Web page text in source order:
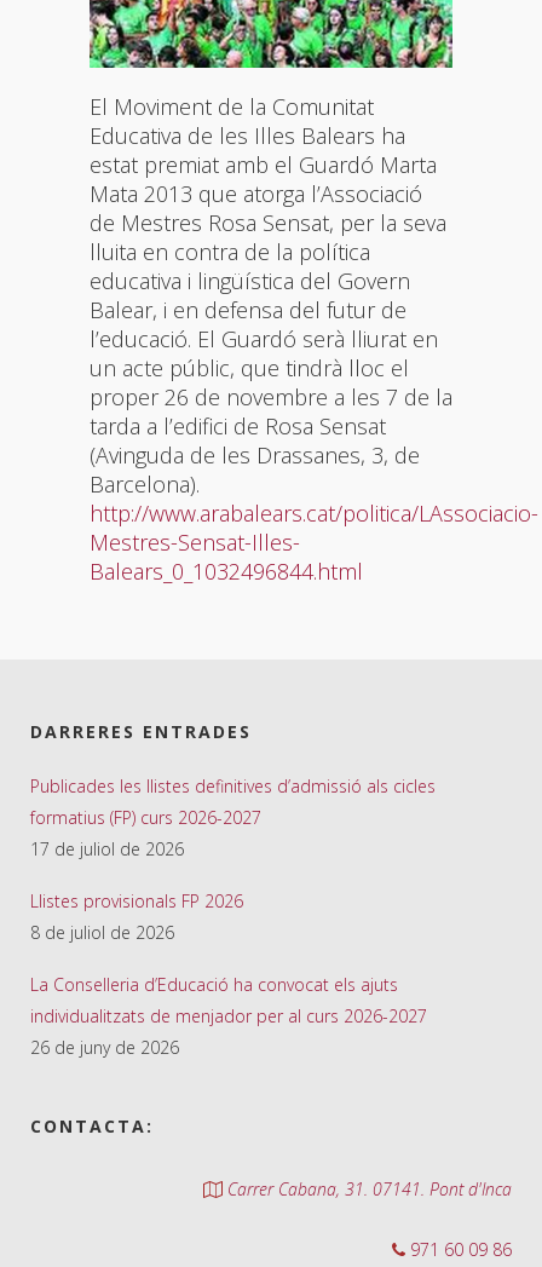
El Moviment de la Comunitat
Educativa de les Illes Balears ha
estat premiat amb el Guardó Marta
Mata 2013 que atorga l’Associació
de Mestres Rosa Sensat, per la seva
lluita en contra de la política
educativa i lingüística del Govern
Balear, i en defensa del futur de
l’educació. El Guardó serà lliurat en
un acte públic, que tindrà lloc el
proper 26 de novembre a les 7 de la
tarda a l’edifici de Rosa Sensat
(Avinguda de les Drassanes, 3, de
Barcelona).
http://www.arabalears.cat/politica/LAssociacio-
Mestres-Sensat-Illes-
Balears_0_1032496844.html
DARRERES ENTRADES
Publicades les llistes definitives d’admissió als cicles
formatius (FP) curs 2026-2027
17 de juliol de 2026
Llistes provisionals FP 2026
8 de juliol de 2026
La Conselleria d’Educació ha convocat els ajuts
individualitzats de menjador per al curs 2026-2027
26 de juny de 2026
CONTACTA:
Carrer Cabana, 31. 07141. Pont d'Inca
971 60 09 86